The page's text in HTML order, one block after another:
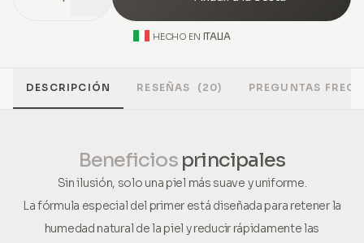
HECHO EN ITALIA
DESCRIPCIÓN RESEÑAS (20) PREGUNTAS
Beneficiosprincipales
Sin ilusión, solo una piel más suave y uniforme.
La fórmula especial del primer está diseñada para retener la
humedad natural de la piel y reducir rápidamente las